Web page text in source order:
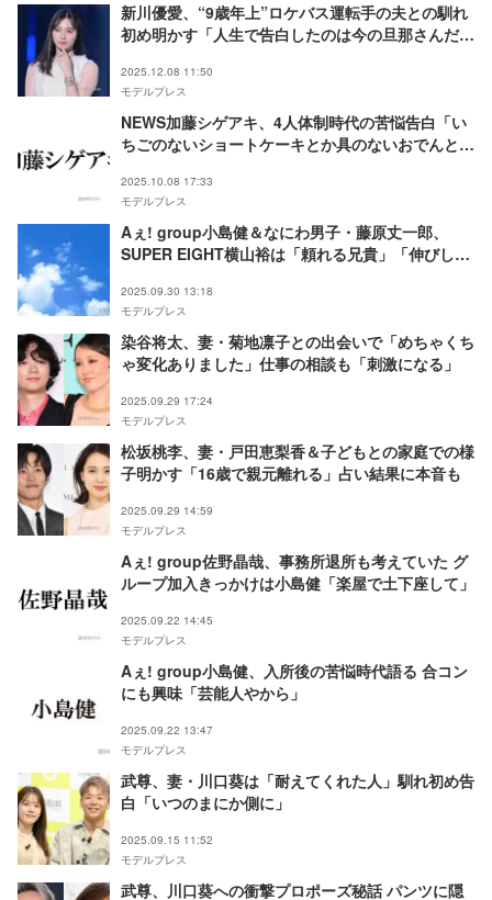
新川優愛、“9歳年上”ロケバス運転手の夫との馴れ
初め明かす「人生で告白したのは今の旦那さんだ
2025.12.08 11:50
モデルプレス
NEWS加藤シゲアキ、4人体制時代の苦悩告白「い
ちごのないショートケーキとか具のないおでんとか
2025.10.08 17:33
モデルプレス
Aぇ! group小島健＆なにわ男子・藤原丈一郎、
SUPER EIGHT横山裕は「頼れる兄貴」「伸びしろ
2025.09.30 13:18
モデルプレス
染谷将太、妻・菊地凛子との出会いで「めちゃくち
ゃ変化ありました」仕事の相談も「刺激になる」
2025.09.29 17:24
モデルプレス
松坂桃李、妻・戸田恵梨香＆子どもとの家庭での様
子明かす「16歳で親元離れる」占い結果に本音も
2025.09.29 14:59
モデルプレス
Aぇ! group佐野晶哉、事務所退所も考えていた グ
ループ加入きっかけは小島健「楽屋で土下座して」
2025.09.22 14:45
モデルプレス
Aぇ! group小島健、入所後の苦悩時代語る 合コン
にも興味「芸能人やから」
2025.09.22 13:47
モデルプレス
武尊、妻・川口葵は「耐えてくれた人」馴れ初め告
白「いつのまにか側に」
2025.09.15 11:52
モデルプレス
武尊、川口葵への衝撃プロポーズ秘話 パンツに隠